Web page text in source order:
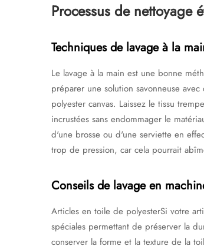
Processus de nettoyage
Techniques de lavage à la
Le lavage à la main est une bonne
préparer une solution savonneuse
polyester canvas. Laissez le tissu
incrustées sans endommager le
d'une brosse ou d'une serviette en
trop de pression, car cela pourrait
Conseils de lavage en
Articles en toile de polyesterSi votre
spéciales permettant de préserver la
conserver la forme et la texture de la